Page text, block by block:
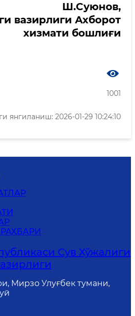
Ш.Суюнов,
вазирлиги Ахборот
хизмати бошлиғи
1001
янгиланиш: 2026-01-29 10:24:10
Сув Хўжалиги
Мирзо Улуғбек тумани,